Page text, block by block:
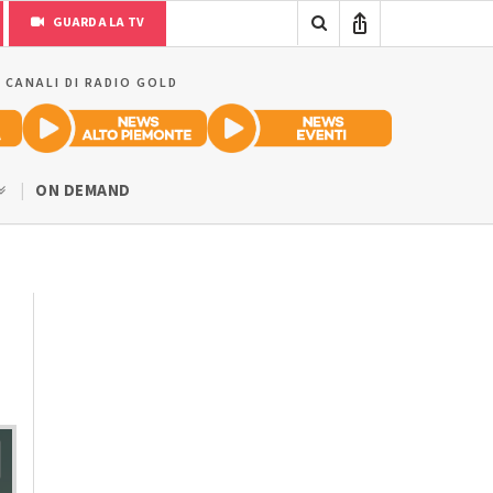
GUARDA LA TV
DI RADIO GOLD
ON DEMAND